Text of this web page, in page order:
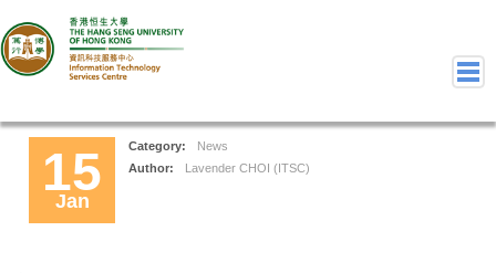
Home
Welcome to ITSC
15
Jan
Category:
News
Author:
Lavender CHOI (ITSC)